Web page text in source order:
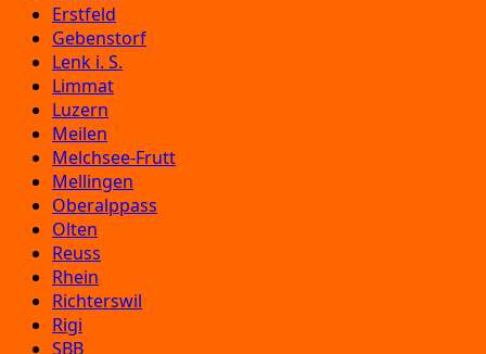
Erstfeld
Gebenstorf
Lenk i. S.
Limmat
Luzern
Meilen
Melchsee-Frutt
Mellingen
Oberalppass
Olten
Reuss
Rhein
Richterswil
Rigi
SBB